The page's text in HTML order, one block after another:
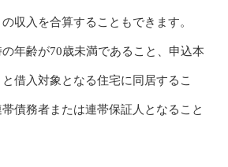
収入を合算することもできます。
年齢が70歳未満であること、申込本
借入対象となる住宅に同居するこ
債務者または連帯保証人となること